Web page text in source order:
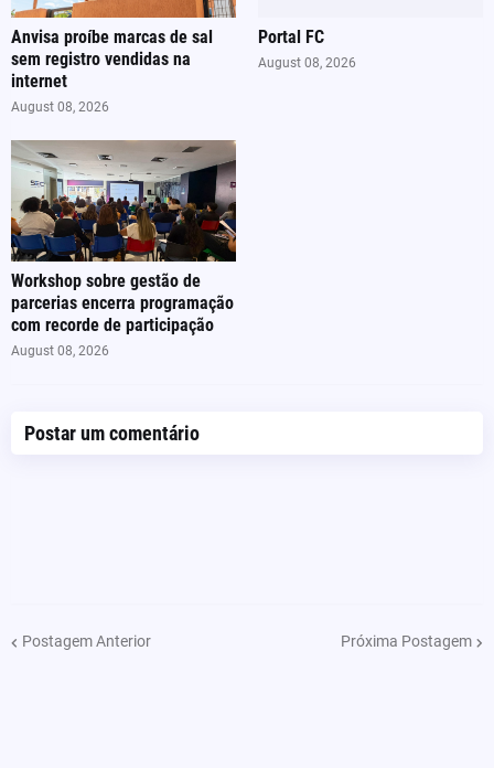
Anvisa proíbe marcas de sal
sem registro vendidas na
internet
August 08, 2026
Portal FC
August 08, 2026
Workshop sobre gestão de
parcerias encerra programação
com recorde de participação
August 08, 2026
Postar um comentário
Postagem Anterior Próxima Postagem